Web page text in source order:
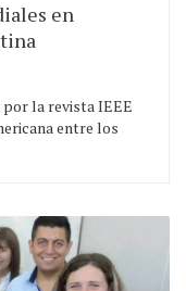
en
la revista IEEE
entre los